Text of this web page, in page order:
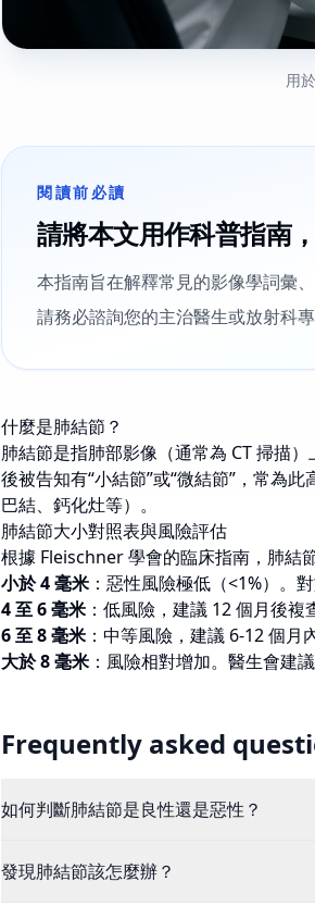
用
閱讀前必讀
請將本文用作科普指南
本指南旨在解釋常見的影像學詞彙
請務必諮詢您的主治醫生或放射科專
什麼是肺結節？
肺結節是指肺部影像（通常為 CT 掃描
後被告知有“小結節”或“微結節”，常為
巴結、鈣化灶等）。
肺結節大小對照表與風險評估
根據 Fleischner 學會的臨床指南，肺結
小於 4 毫米 ：惡性風險極低（<1%）。
4 至 6 毫米 ：低風險，建議 12 個月後複
6 至 8 毫米 ：中等風險，建議 6-12 個月
大於 8 毫米 ：風險相對增加。醫生會建
Frequently asked
如何判斷肺結節是良性還是惡性？
發現肺結節該怎麼辦？